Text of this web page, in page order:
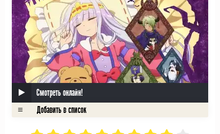
Смотреть онлайн!